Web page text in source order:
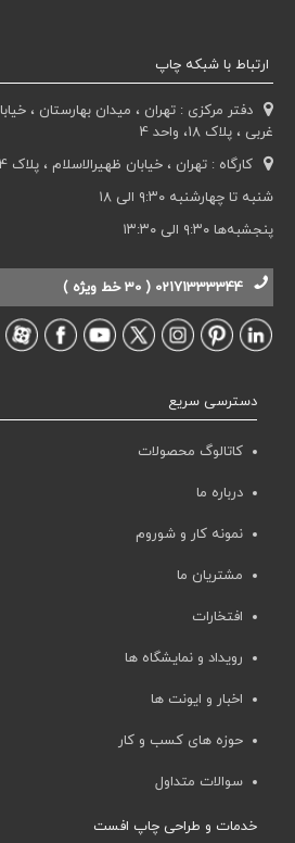
دفتر مرکزی : تهران ، میدان بهارستان ،
غربی ، پلاک 18، واحد 4
کارگاه : تهران ، خیابان ظهیرالاسلام ، پلاک 174
شنبه تا چهارشنبه ۹:۳۰ الی ۱۸
پنجشبه‌ها ۹:۳۰ الی ۱۳:۳۰
02171333344 ( 30 خط ویژه )
دسترسی سریع
کاتالوگ محصولات
درباره ما
نمونه کار و شوروم
مشتریان ما
افتخارات
رویداد و نمایشگاه ها
اخبار و ایونت ها
حوزه های کسب و کار
سوالات متداول
خدمات و طراحی چاپ افست